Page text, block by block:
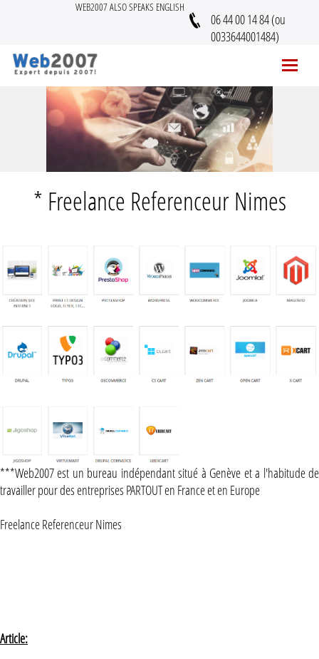
WEB2007 ALSO SPEAKS ENGLISH
06 44 00 14 84 (ou
0033644001484)
* Freelance Referenceur Nimes
***Web2007 est un bureau indépendant situé à Genève et a l'habitude de
travailler pour des entreprises PARTOUT en France et en Europe
Freelance Referenceur Nimes
Article: